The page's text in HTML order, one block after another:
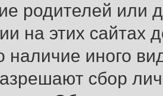
родителей или
на этих сайтах
наличие иного
сбор